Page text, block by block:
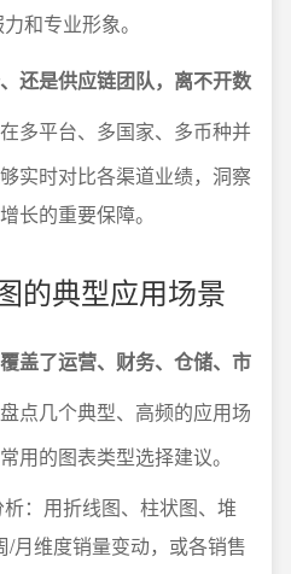
和专业形象。
还是供应链团队，离不开数
多平台、多国家、多币种并
实时对比各渠道业绩，洞察
长的重要保障。
的典型应用场景
盖了运营、财务、仓储、市
点几个典型、高频的应用场
用的图表类型选择建议。
：用折线图、柱状图、堆
/月维度销量变动，或各销售